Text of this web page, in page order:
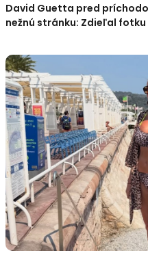
David Guetta pred
nežnú stránku: Zdieľal fotku